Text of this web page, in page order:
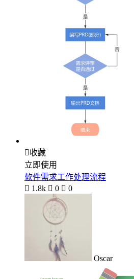
收藏
立即使用
软件需求工作处理流程
 1.8k  0  0
Oscar